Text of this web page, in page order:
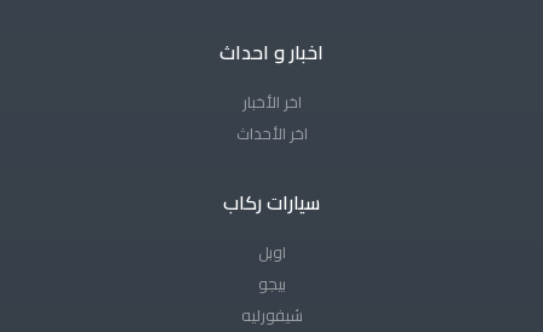
اخبار و احداث
اخر الأخبار
اخر الأحداث
سيارات ركاب
اوبل
بيجو
شيفورليه